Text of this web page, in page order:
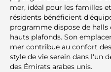
mer, idéal pour les familles
résidents bénéficient
programme dispose de halls
hauts plafonds. Son
mer contribue au confort
style de vie serein dans l'un
des Émirats arabes unis.